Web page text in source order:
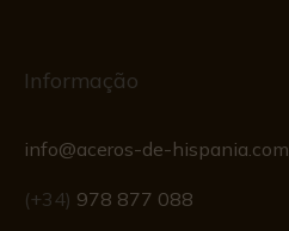
Informação
info@aceros-de-hispania.com
(+34) 978 877 088